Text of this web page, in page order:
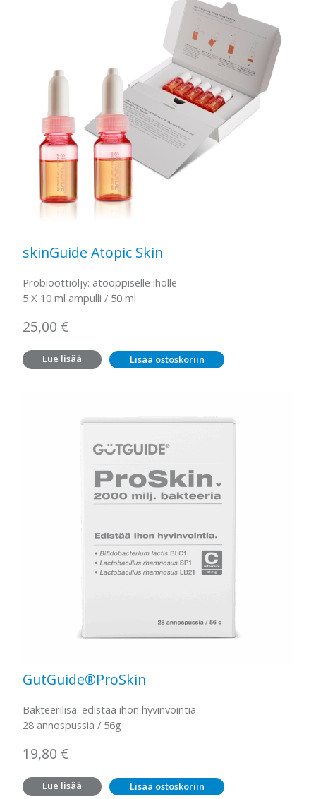
skinGuide Atopic Skin
Probioottiöljy: atooppiselle iholle
5 X 10 ml ampulli / 50 ml
25,00 €
Lue lisää Lisää ostoskoriin
GutGuide®ProSkin
Bakteerilisä: edistää ihon hyvinvointia
28 annospussia / 56g
19,80 €
Lue lisää Lisää ostoskoriin